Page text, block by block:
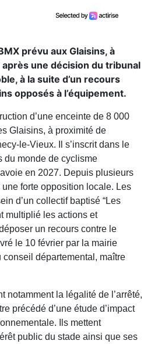
prévu aux Glaisins, à
une décision du tribunal
à la suite d’un recours
opposés à l’équipement.
d’une enceinte de 8 000
Glaisins, à proximité de
le-Vieux. Il s’inscrit dans le
du monde de cyclisme
en 2027. Depuis plusieurs
forte opposition locale. Les
d’un collectif baptisé “Les
multiplié les actions et
un recours contre le
le 10 février par la mairie
conseil départemental, maître
notamment la légalité de l’arrêté,
précédé d’une étude d’impact
Ils mettent
public du stade ainsi que ses